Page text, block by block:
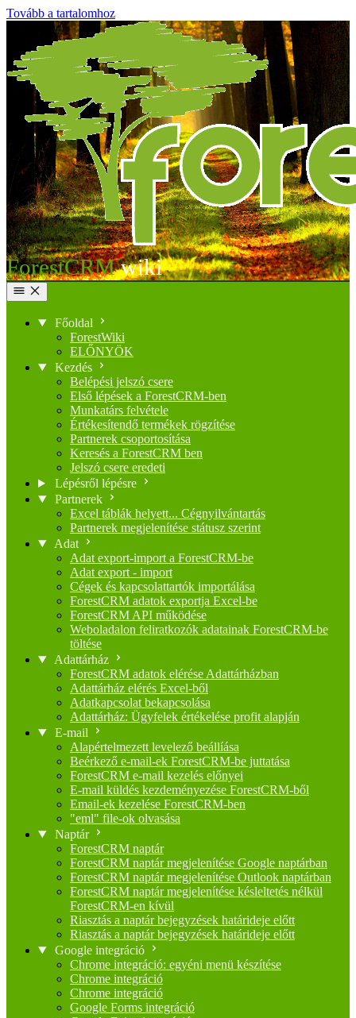
Tovább a tartalomhoz
ForestCRM
Főoldal
ForestWiki
ELŐNYÖK
Kezdés
Belépési jelszó csere
Első lépések a ForestCRM-ben
Munkatárs felvétele
Értékesítendő termékek rögzítése
Partnerek csoportosítása
Keresés a ForestCRM ben
Jelszó csere eredeti
Lépésről lépésre
Partnerek
Excel táblák helyett... Cégnyilvántartás
Partnerek megjelenítése státusz szerint
Adat
Adat export-import a ForestCRM-be
Adat export - import
Cégek és kapcsolattartók importálása
ForestCRM adatok exportja Excel-be
ForestCRM API működése
Weboladalon feliratkozók adatainak ForestCRM-be
töltése
Adattárház
ForestCRM adatok elérése Adattárházban
Adattárház elérés Excel-ből
Adatkapcsolat bekapcsolása
Adattárház: Ügyfelek értékelése profit alapján
E-mail
Alapértelmezett levelező beállíása
Beérkező e-mail-ek ForestCRM-be juttatása
ForestCRM e-mail kezelés előnyei
E-mail küldés kezdeményezése ForestCRM-ből
Email-ek kezelése ForestCRM-ben
"eml" file-ok olvasása
Naptár
ForestCRM naptár
ForestCRM naptár megjelenítése Google naptárban
ForestCRM naptár megjelenítése Outlook naptárban
ForestCRM naptár megjelenítése késleltetés nélkül
ForestCRM-en kívül
Riasztás a naptár bejegyzések határideje előtt
Riasztás a naptár bejegyzések határideje előtt
Google integráció
Chrome integráció: egyéni menü készítése
Chrome integráció
Chrome integráció
Google Forms integráció